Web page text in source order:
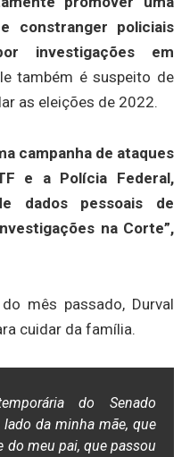
constranger policiais
investigações em
também é suspeito de
as eleições de 2022.
campanha de ataques
e a Polícia Federal,
dados pessoais de
na Corte”,
mês passado, Durval
cuidar da família.
do Senado
lado da minha mãe, que
do meu pai, que passou